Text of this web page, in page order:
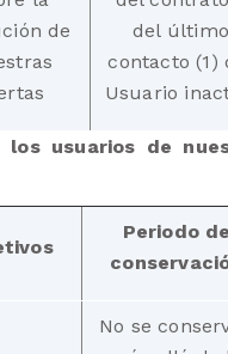
de
del último
contacto (1)
Usuario
usuarios de
Periodo
No se